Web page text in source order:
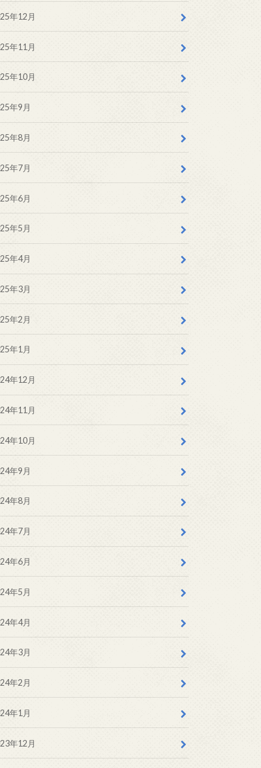
年12月
年11月
年10月
年9月
年8月
年7月
年6月
年5月
年4月
年3月
年2月
年1月
年12月
年11月
年10月
年9月
年8月
年7月
年6月
年5月
年4月
年3月
年2月
年1月
年12月